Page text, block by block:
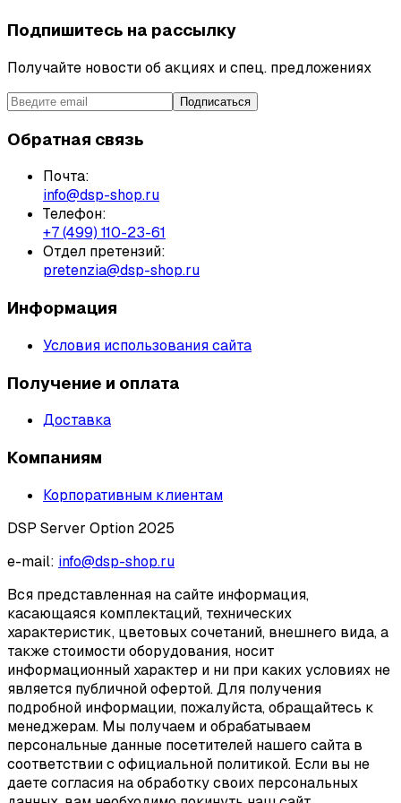
Подпишитесь на рассылку
Получайте новости об акциях и спец. предложениях
Подписаться
Обратная связь
Почта:
info@dsp-shop.ru
Телефон:
+7 (499) 110-23-61
Отдел претензий:
pretenzia@dsp-shop.ru
Информация
Условия использования сайта
Получение и оплата
Доставка
Компаниям
Корпоративным клиентам
DSP Server Option 2025
e-mail: info@dsp-shop.ru
Вся представленная на сайте информация,
касающаяся комплектаций, технических
характеристик, цветовых сочетаний, внешнего вида, а
также стоимости оборудования, носит
информационный характер и ни при каких условиях не
является публичной офертой. Для получения
подробной информации, пожалуйста, обращайтесь к
менеджерам. Мы получаем и обрабатываем
персональные данные посетителей нашего сайта в
соответствии с официальной политикой. Если вы не
даете согласия на обработку своих персональных